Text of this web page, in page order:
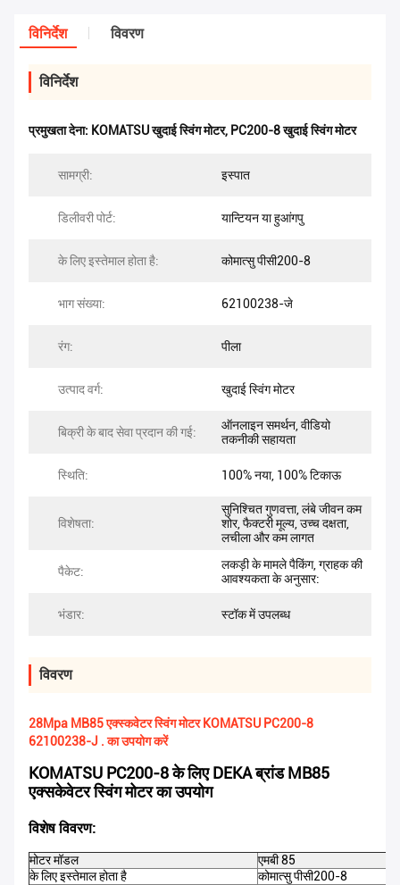
विनिर्देश विवरण
विनिर्देश
प्रमुखता देना: KOMATSU खुदाई स्विंग मोटर, PC200-8 खुदाई स्विंग मोटर
सामग्री: इस्पात
डिलीवरी पोर्ट: यान्टियन या हुआंगपु
के लिए इस्तेमाल होता है: कोमात्सु पीसी200-8
भाग संख्या: 62100238-जे
रंग: पीला
उत्पाद वर्ग: खुदाई स्विंग मोटर
बिक्री के बाद सेवा प्रदान की गई:
ऑनलाइन समर्थन, वीडियो
तकनीकी सहायता
स्थि‍ति: 100% नया, 100% टिकाऊ
विशेषता:
सुनिश्चित गुणवत्ता, लंबे जीवन कम
शोर, फैक्टरी मूल्य, उच्च दक्षता,
लचीला और कम लागत
पैकेट:
लकड़ी के मामले पैकिंग, ग्राहक की
आवश्यकता के अनुसार:
भंडार: स्टॉक में उपलब्ध
विवरण
28Mpa MB85 एक्स्कवेटर स्विंग मोटर KOMATSU PC200-8
62100238-J . का उपयोग करें
KOMATSU PC200-8 के लिए DEKA ब्रांड MB85
एक्सकेवेटर स्विंग मोटर का उपयोग
विशेष विवरण:
मोटर मॉडल
एमबी 85
के लिए इस्तेमाल होता है
कोमात्सु पीसी200-8